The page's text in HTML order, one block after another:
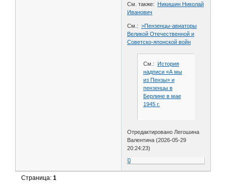
См. также: Никишин Николай
Иванович
См.:>Пензенцы-авиаторы
Великой Отечественной и
Советско-японской войн
См.: История
надписи «А мы
из Пензы» и
пензенцы в
Берлине в мае
1945 г.
Отредактировано Легошина
Валентина (2026-05-29
20:24:23)
0
Страница:1